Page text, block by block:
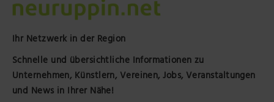
Ihr Netzwerk in der Region
Schnelle und übersichtliche Informationen zu
Unternehmen, Künstlern, Vereinen, Jobs, Veranstaltungen
und News in Ihrer Nähe!